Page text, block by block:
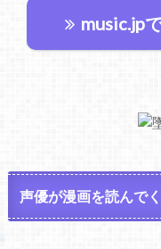
music.jp
声優が漫画を読んで